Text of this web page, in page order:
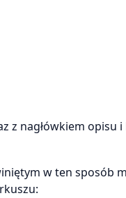
z nagłówkiem opisu
w ten sposób